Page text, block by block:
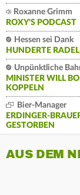
Roxanne Grimm
ROXY'S PODCAST
Hessen sei Dank
HUNDERTE
Unpünktliche
MINISTER WILL
KOPPELN
Bier-Manager
ERDINGER-
GESTORBEN
AUS DEM